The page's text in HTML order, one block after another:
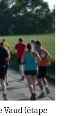
Vaud (étape